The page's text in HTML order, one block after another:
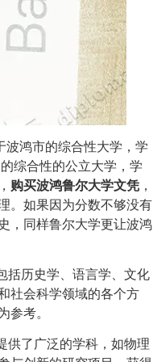
波鸿市的综合性大学，学
综合性的公立大学，学
购买波鸿鲁尔大学文凭 ，
。如果因为分数不够没有
，同样鲁尔大学更让波鸿
括历史学、语言学、文化
社会科学领域的各个方
参考。
供了广泛的学科，如物理